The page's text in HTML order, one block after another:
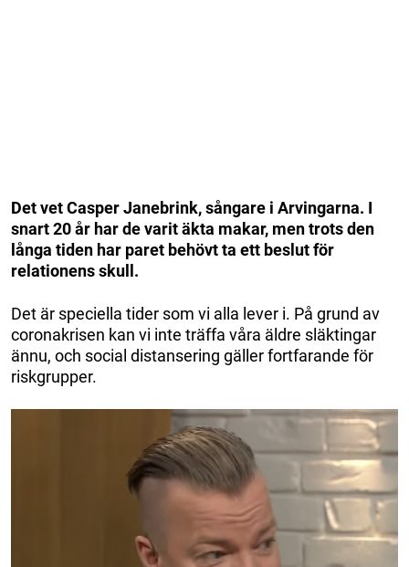
Det vet Casper Janebrink, sångare i Arvingarna. I
snart 20 år har de varit äkta makar, men trots den
långa tiden har paret behövt ta ett beslut för
relationens skull.
Det är speciella tider som vi alla lever i. På grund av
coronakrisen kan vi inte träffa våra äldre släktingar
ännu, och social distansering gäller fortfarande för
riskgrupper.